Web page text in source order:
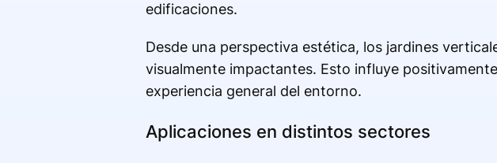
edificaciones.
Desde una perspectiva estética, los jardines
visualmente impactantes. Esto influye
experiencia general del entorno.
Aplicaciones en distintos sectores